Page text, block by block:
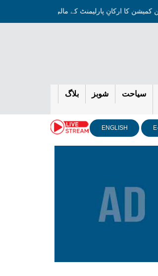
کمیشن کا ارکانِ پارلیمنٹ کے مالی گوشواروں کی
سیاحت شوبز بلاگ
ENGLISH